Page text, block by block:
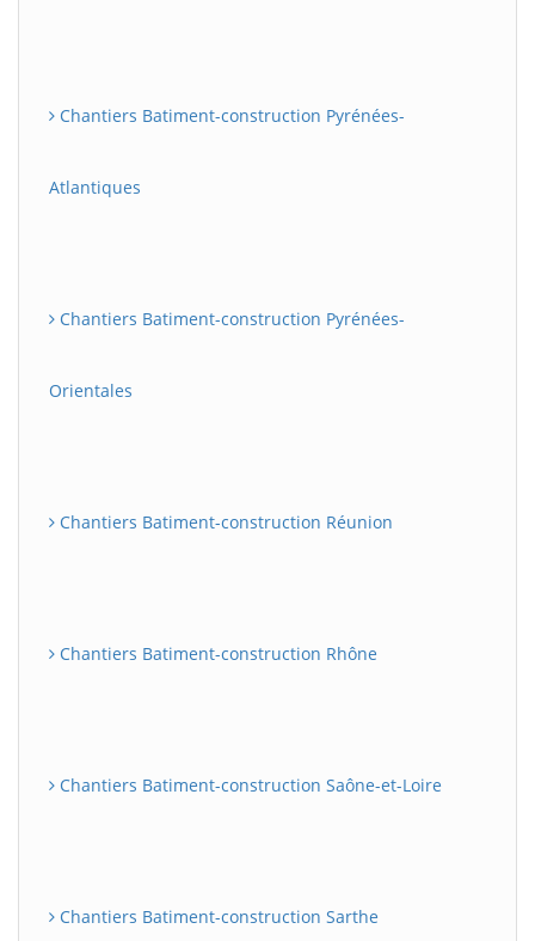
Chantiers Batiment-construction Pyrénées-
Atlantiques
Chantiers Batiment-construction Pyrénées-
Orientales
Chantiers Batiment-construction Réunion
Chantiers Batiment-construction Rhône
Chantiers Batiment-construction Saône-et-Loire
Chantiers Batiment-construction Sarthe